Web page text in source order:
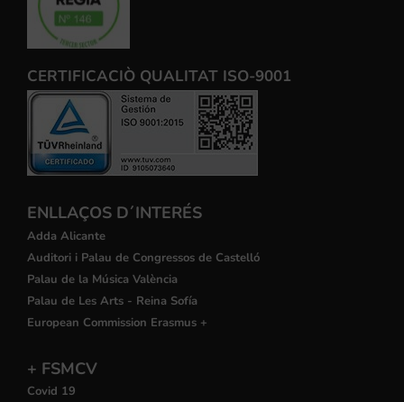
CERTIFICACIÒ QUALITAT ISO-9001
ENLLAÇOS D´INTERÉS
Adda Alicante
Auditori i Palau de Congressos de Castelló
Palau de la Música València
Palau de Les Arts - Reina Sofía
European Commission Erasmus +
+ FSMCV
Covid 19